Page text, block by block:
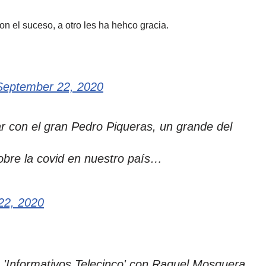
el suceso, a otro les ha hehco gracia.
22, 2020
con el gran Pedro Piqueras, un grande del
la covid en nuestro país…
2020